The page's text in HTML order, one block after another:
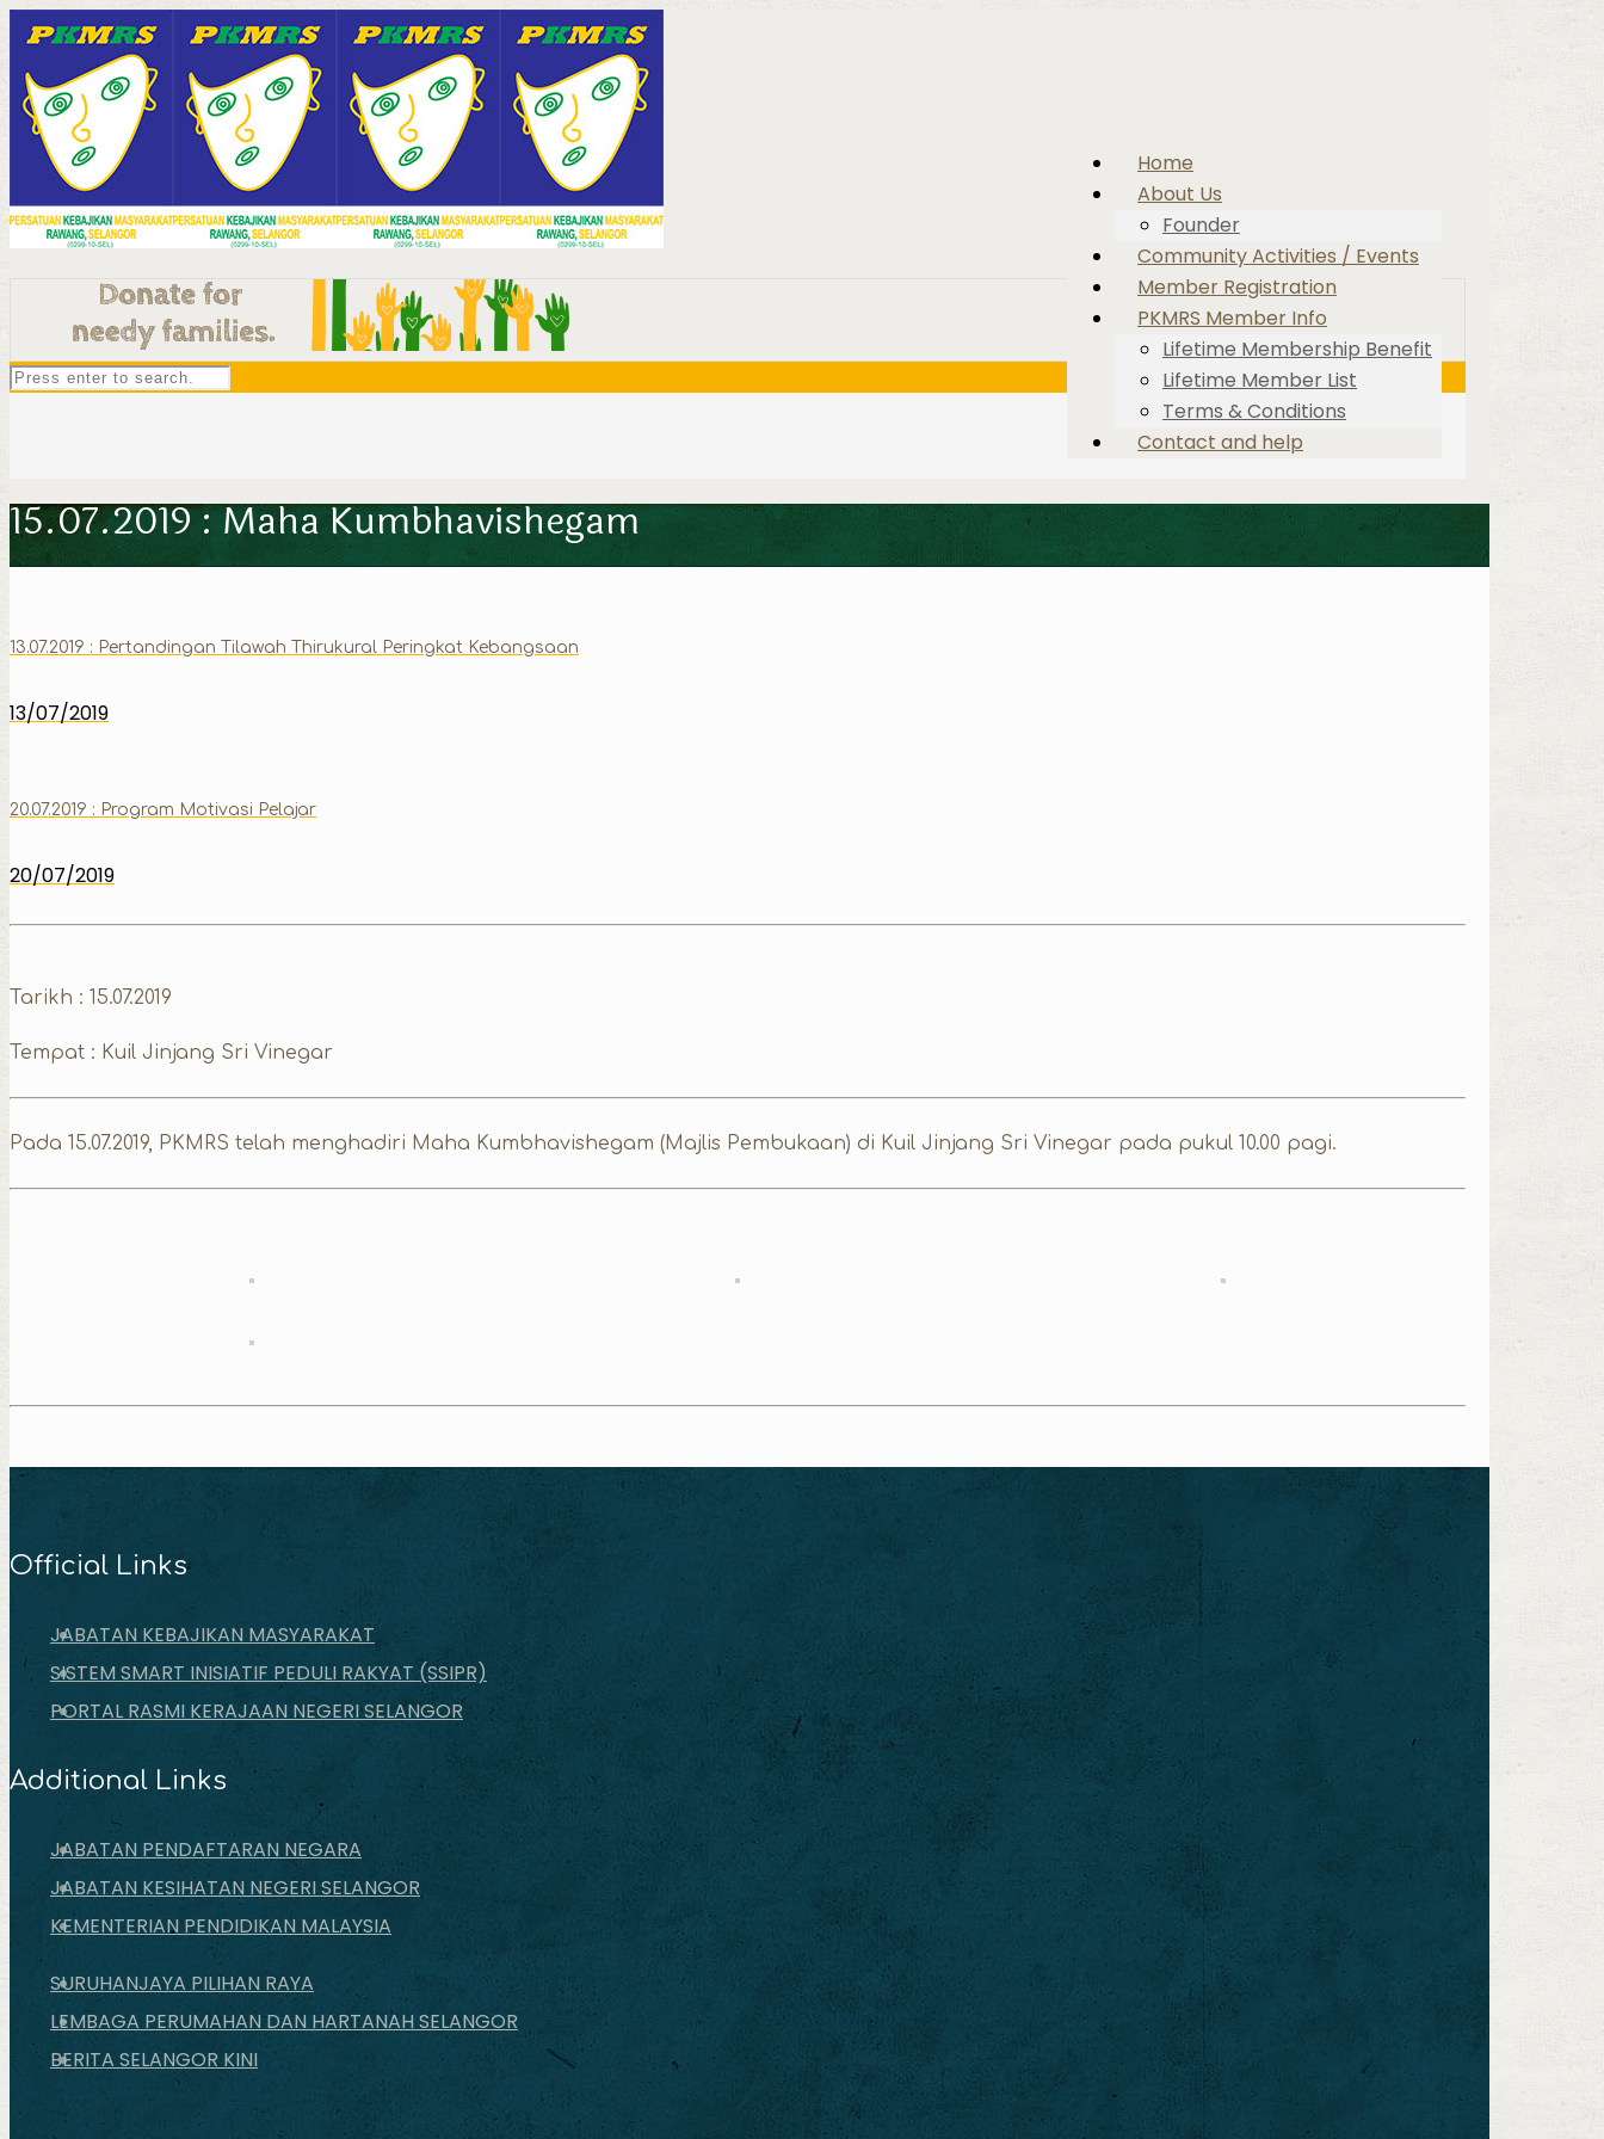
Home
About Us
Founder
Community Activities / Events
Member Registration
PKMRS Member Info
Lifetime Membership Benefit
Lifetime Member List
Terms & Conditions
Contact and help
15.07.2019 : Maha Kumbhavishegam
13.07.2019 : Pertandingan Tilawah Thirukural Peringkat Kebangsaan
13/07/2019
20.07.2019 : Program Motivasi Pelajar
20/07/2019
Tarikh : 15.07.2019
Tempat : Kuil Jinjang Sri Vinegar
Pada 15.07.2019, PKMRS telah menghadiri Maha Kumbhavishegam (Majlis Pembukaan) di Kuil Jinjang Sri Vinegar pada pukul 10.00 pagi.
Official Links
JABATAN KEBAJIKAN MASYARAKAT
SISTEM SMART INISIATIF PEDULI RAKYAT (SSIPR)
PORTAL RASMI KERAJAAN NEGERI SELANGOR
Additional Links
JABATAN PENDAFTARAN NEGARA
JABATAN KESIHATAN NEGERI SELANGOR
KEMENTERIAN PENDIDIKAN MALAYSIA
SURUHANJAYA PILIHAN RAYA
LEMBAGA PERUMAHAN DAN HARTANAH SELANGOR
BERITA SELANGOR KINI